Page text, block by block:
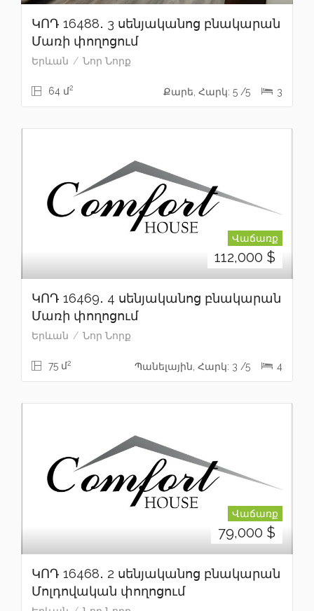
ԿՈԴ 16488․ 3 սենյականոց բնակարան
Մառի փողոցում
Երևան Նոր Նորք
64 մ2 Քարե, Հարկ: 5 /5 3
Վաճառք
112,000 $
ԿՈԴ 16469․ 4 սենյականոց բնակարան
Մառի փողոցում
Երևան Նոր Նորք
75 մ2 Պանելային, Հարկ: 3 /5 4
Վաճառք
79,000 $
ԿՈԴ 16468․ 2 սենյականոց բնակարան
Մոլդովական փողոցում